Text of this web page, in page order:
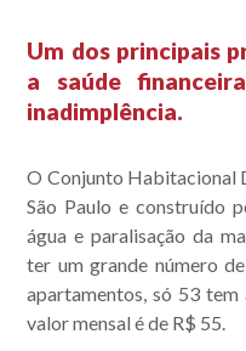
Acompanhe
publicações.
Um dos principais
a saúde
inadimplência.
O Conjunto Habitacional
São Paulo e construído
água e paralisação da
ter um grande número
apartamentos, só 53
valor mensal é de R$ 55.